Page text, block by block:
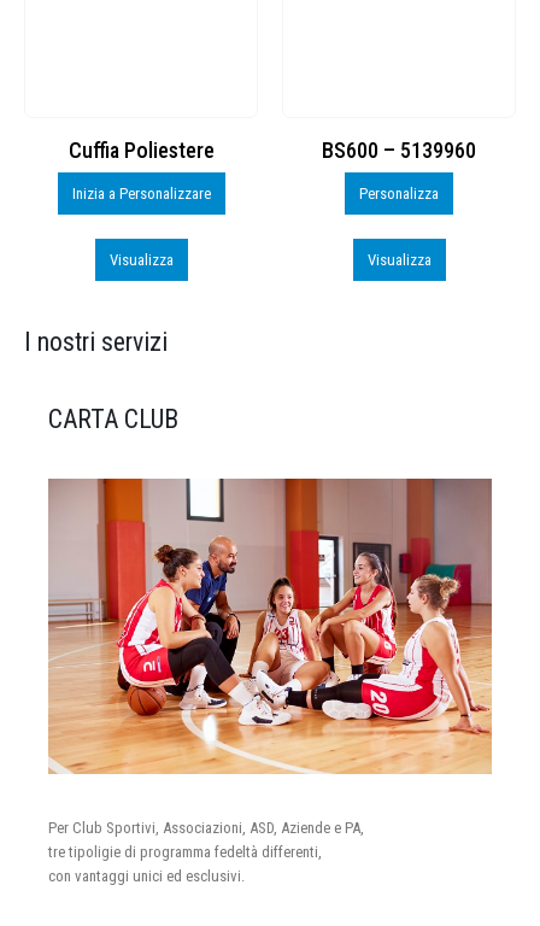
Cuffia Poliestere
Inizia a Personalizzare
Visualizza
BS600 – 5139960
Personalizza
Visualizza
I nostri servizi
CARTA CLUB
Per Club Sportivi, Associazioni, ASD, Aziende e PA,
tre tipoligie di programma fedeltà differenti,
con vantaggi unici ed esclusivi.